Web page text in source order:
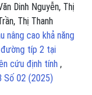
Dinh Nguyễn, Thị
Thị Thanh
nâng cao khả năng
típ 2 tại
cứu định tính ,
Số 02 (2025)